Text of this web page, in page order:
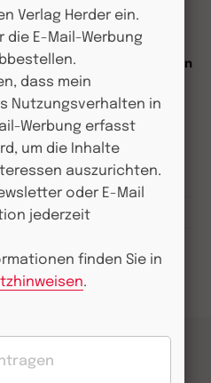
Eltern ihr fieberndes Kind in
Arbeit müssen?
antwortet
Verlag Herder ein.
die E-Mail-Werbung
dass mein
Nutzungsverhalten in
Werbung erfasst
um die Inhalte
auszurichten.
oder E-Mail
jederzeit
finden Sie in
.